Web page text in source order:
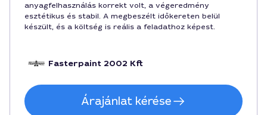
anyagfelhasználás korrekt volt, a végeredmény
esztétikus és stabil. A megbeszélt időkereten belül
készült, és a költség is reális a feladathoz képest.
Fasterpaint 2002 Kft
Árajánlat kérése